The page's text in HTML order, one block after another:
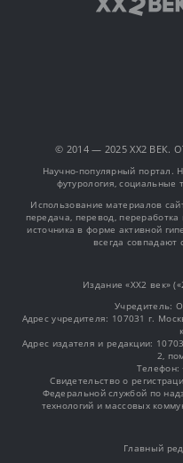
© 2014 — 2025 XX2
Научно-популярный портал.
футурология, социальные
Использование материалов
передача, перевод, переработка
источника в форме активной
всегда совпадают
Издание «XX2 век»
Учредитель:
Адрес учредителя: 107031 г.
Адрес издателя и редакции:
2,
Телефон:
Свидетельство о
Федеральной службой по
технологий и массовых
Главный